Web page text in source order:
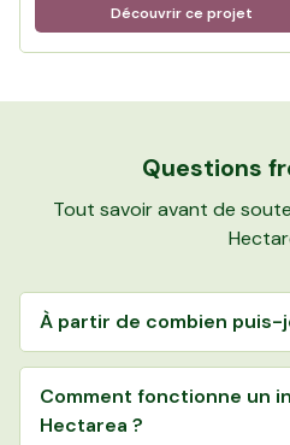
Bienvenue à La Crau dans le Var chez …
Découvrir ce projet
Questions
Tout savoir avant de
À partir de combien puis-
Comment fonctionne un
Hectarea ?